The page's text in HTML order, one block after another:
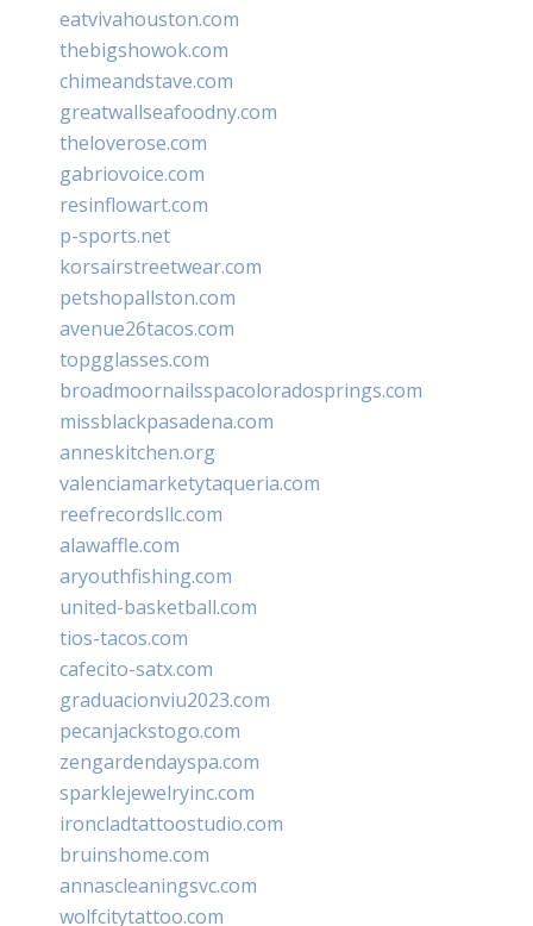
eatvivahouston.com
thebigshowok.com
chimeandstave.com
greatwallseafoodny.com
theloverose.com
gabriovoice.com
resinflowart.com
p-sports.net
korsairstreetwear.com
petshopallston.com
avenue26tacos.com
topgglasses.com
broadmoornailsspacoloradosprings.com
missblackpasadena.com
anneskitchen.org
valenciamarketytaqueria.com
reefrecordsllc.com
alawaffle.com
aryouthfishing.com
united-basketball.com
tios-tacos.com
cafecito-satx.com
graduacionviu2023.com
pecanjackstogo.com
zengardendayspa.com
sparklejewelryinc.com
ironcladtattoostudio.com
bruinshome.com
annascleaningsvc.com
wolfcitytattoo.com